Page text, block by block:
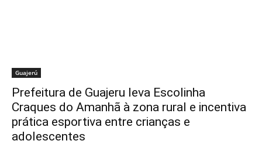
Guajerú
Prefeitura de Guajeru leva Escolinha
Craques do Amanhã à zona rural e incentiva
prática esportiva entre crianças e
adolescentes